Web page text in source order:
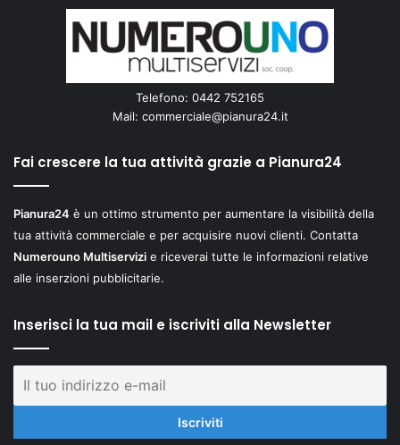
Telefono: 0442 752165
Mail: commerciale@pianura24.it
Fai crescere la tua attività grazie a Pianura24
Pianura24 è un ottimo strumento per aumentare la visibilità della
tua attività commerciale e per acquisire nuovi clienti. Contatta
Numerouno Multiservizi e riceverai tutte le informazioni relative
alle inserzioni pubblicitarie.
Inserisci la tua mail e iscriviti alla Newsletter